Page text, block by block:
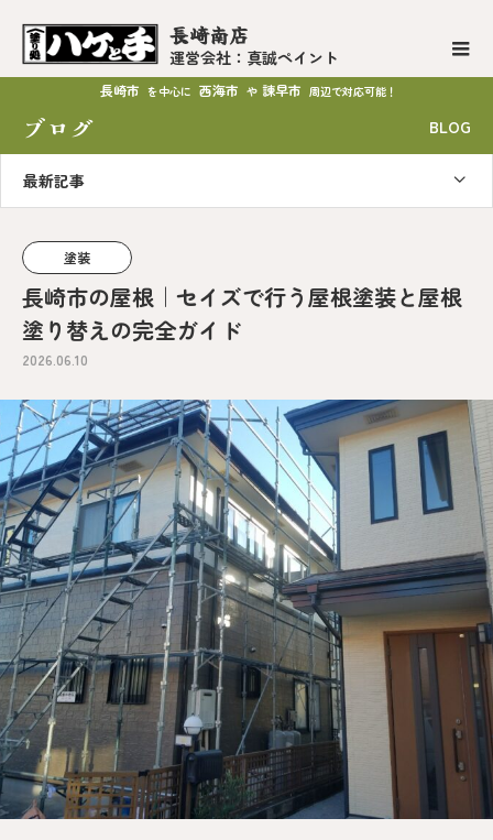
長崎南店
運営会社：真誠ペイント
長崎市 を中心に 西海市 や 諫早市 周辺で対応可能！
ブログ BLOG
最新記事
塗装
長崎市の屋根｜セイズで行う屋根塗装と屋根
塗り替えの完全ガイド
2026.06.10